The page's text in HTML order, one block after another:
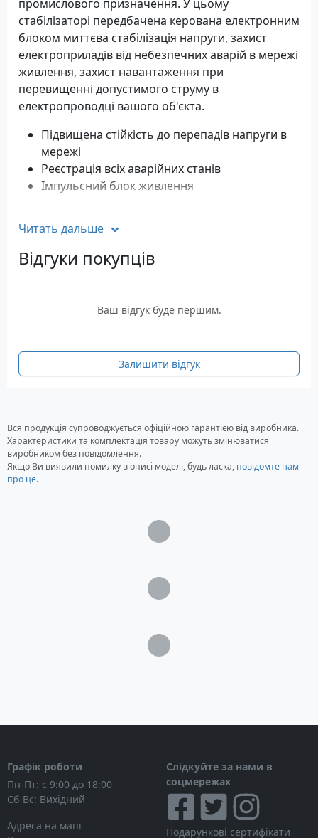
промислового призначення. У цьому
стабілізаторі передбачена керована електронним
блоком миттєва стабілізація напруги, захист
електроприладів від небезпечних аварій в мережі
живлення, захист навантаження при
перевищенні допустимого струму в
електропроводці вашого об'єкта.
Підвищена стійкість до перепадів напруги в
мережі
Реєстрація всіх аварійних станів
Імпульсний блок живлення
електронних ключах із трикратним запасом за
номіналом струму. У програмному забезпеченні
реалізовані новітні алгоритми захисту та
Технічні характеристики Alliance
Тип: Тиристорний
Кількість фаз: 1 фаза
Захист: від перевантаження, зниженої/
підвищеної напруги, короткого замикання,
перегріву
Робочий діапазон: 127 – 278 Вольт, поріг
Розміри: 245 x 530 x 176 мм
Читать дальше
Відгуки покупців
Ваш відгук буде першим.
Залишити відгук
Вся продукція супроводжується офіційною гарантією від виробника.
Характеристики та комплектація товару можуть змінюватися
виробником без повідомлення.
Якщо Ви виявили помилку в описі моделі, будь ласка, повідомте нам
про це.
Загрузка...
Загрузка...
Загрузка...
Графік роботи
Пн-Пт: с 9:00 до 18:00
Сб-Вс: Вихідний
Адреса на мапі
Слідкуйте за нами в
соцмережах
Подарункові сертифікати